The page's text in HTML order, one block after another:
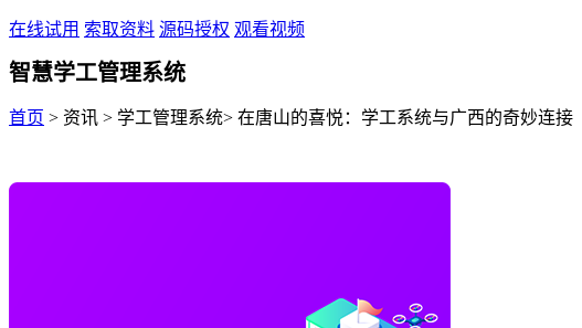
在线试用 索取资料 源码授权 观看视频
智慧学工管理系统
首页 > 资讯 > 学工管理系统> 在唐山的喜悦：学工系统与广西的奇妙连接